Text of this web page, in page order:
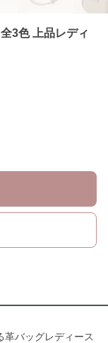
3色 上品レディ
バッグレディース